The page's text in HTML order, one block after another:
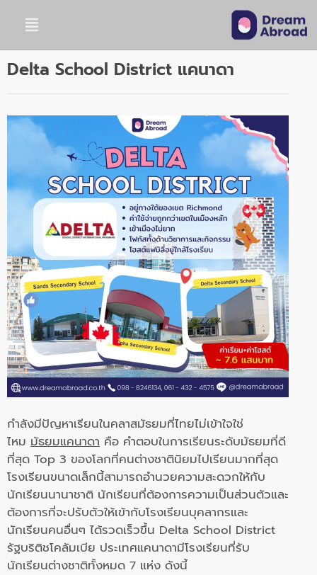
Delta School District แคนาดา
กำลังมีปัญหาเรียนในคลาสมัธยมที่ไทยไม่เข้าใจใช่
ไหม มัธยมแคนาดา คือ คำตอบในการเรียนระดับมัธยมที่ดี
ที่สุด Top 3 ของโลกที่คนต่างชาตินิยมไปเรียนมากที่สุด
โรงเรียนขนาดเล็กนี้สามารถอำนวยความสะดวกให้กับ
นักเรียนนานาชาติ นักเรียนที่ต้องการความเป็นส่วนตัวและ
ต้องการที่จะปรับตัวให้เข้ากับโรงเรียนบุคลากรและ
นักเรียนคนอื่นๆ ได้รวดเร็วขึ้น Delta School District
รัฐบริติชโคลัมเบีย ประเทศแคนาดามีโรงเรียนที่รับ
นักเรียนต่างชาติทั้งหมด 7 แห่ง ดังนี้